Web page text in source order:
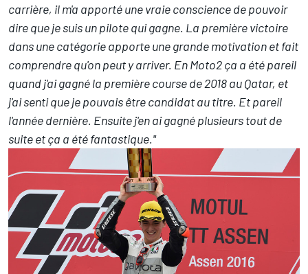
carrière, il m'a apporté une vraie conscience de pouvoir
dire que je suis un pilote qui gagne. La première victoire
dans une catégorie apporte une grande motivation et fait
comprendre qu'on peut y arriver. En Moto2 ça a été pareil
quand j'ai gagné la première course de 2018 au Qatar, et
j'ai senti que je pouvais être candidat au titre. Et pareil
l'année dernière. Ensuite j'en ai gagné plusieurs tout de
suite et ça a été fantastique."